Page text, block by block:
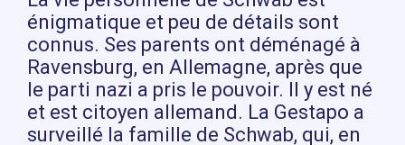
énigmatique et peu de détails sont
connus. Ses parents ont déménagé à
Ravensburg, en Allemagne, après que
le parti nazi a pris le pouvoir. Il y est né
et est citoyen allemand. La Gestapo a
surveillé la famille de Schwab, qui, en